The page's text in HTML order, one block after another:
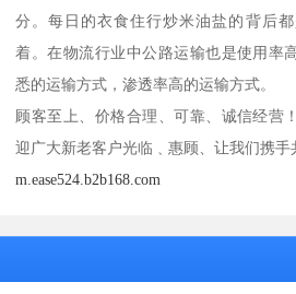
分。每日的衣食住行炒米油盐的背后
着。在物流行业中公路运输也是使用率
悉的运输方式，渗透率高的运输方式。
顾客至上、价格合理、可靠、诚信经营
迎广大新老客户光临﹑惠顾、让我们携手
m.ease524.b2b168.com